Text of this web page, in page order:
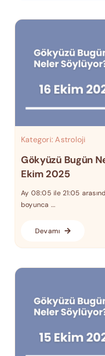
Kategori:Astroloji
Gökyüzü Bugün
Ekim 2025
Ay 08:05 ile 21:05
boyunca ...
Devamı